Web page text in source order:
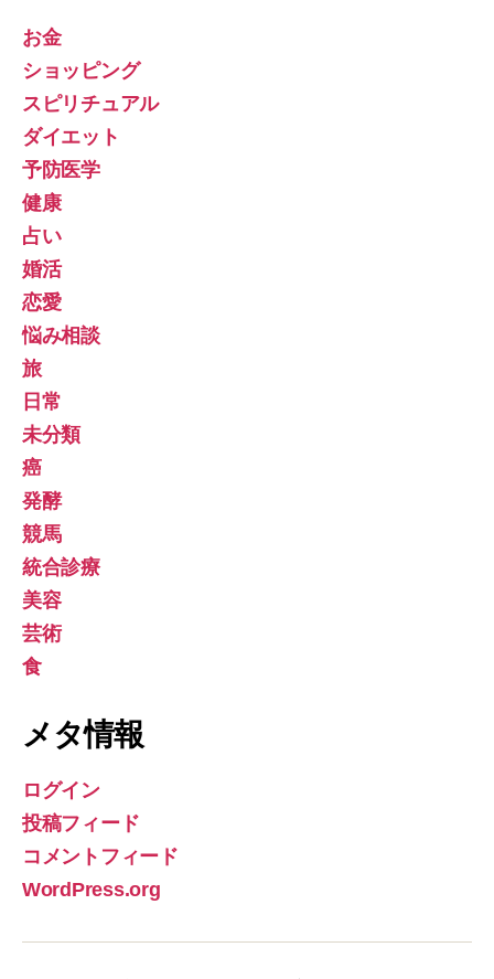
お金
ショッピング
スピリチュアル
ダイエット
予防医学
健康
占い
婚活
恋愛
悩み相談
旅
日常
未分類
癌
発酵
競馬
統合診療
美容
芸術
食
メタ情報
ログイン
投稿フィード
コメントフィード
WordPress.org